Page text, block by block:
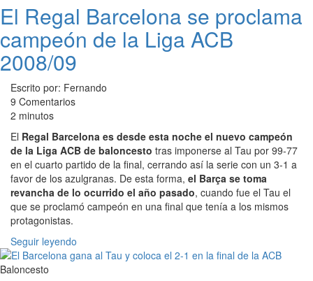
El Regal Barcelona se proclama
campeón de la Liga ACB
2008/09
Escrito por: Fernando
9 Comentarios
2 minutos
El Regal Barcelona es desde esta noche el nuevo campeón
de la Liga ACB de baloncesto tras imponerse al Tau por 99-77
en el cuarto partido de la final, cerrando así la serie con un 3-1 a
favor de los azulgranas. De esta forma, el Barça se toma
revancha de lo ocurrido el año pasado, cuando fue el Tau el
que se proclamó campeón en una final que tenía a los mismos
protagonistas.
Seguir leyendo
Baloncesto